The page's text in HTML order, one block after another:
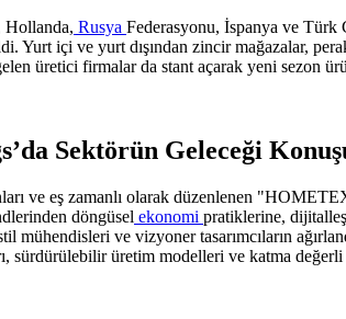
Hollanda, Rusya Federasyonu, İspanya ve Türk
Yurt içi ve yurt dışından zincir mağazalar,
üretici firmalar da stant açarak yeni sezon
Sektörün Geleceği
ve eş zamanlı olarak düzenlenen
döngüsel ekonomi pratiklerine,
mühendisleri ve vizyoner tasarımcıların
üretim modelleri ve katma değerli